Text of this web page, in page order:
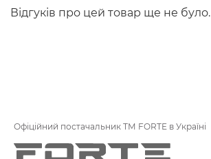
Відгуків про цей товар ще не було.
Офіційний постачальник ТМ FORTE в Україні